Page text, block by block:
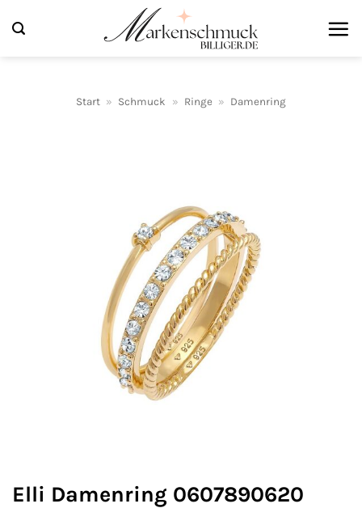
Inhalt
Start » Schmuck » Ringe » Damenring
Elli Damenring 0607890620